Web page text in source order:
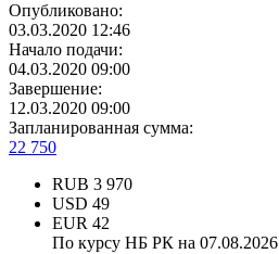
Опубликовано:
03.03.2020 12:46
Начало подачи:
04.03.2020 09:00
Завершение:
12.03.2020 09:00
Запланированная сумма:
22 750
RUB 3 970
USD 49
EUR 42
По курсу НБ РК на 07.08.2026